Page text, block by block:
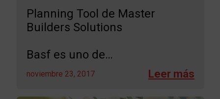
Planning Tool de Master
Builders Solutions
Basf es uno de…
noviembre 23, 2017